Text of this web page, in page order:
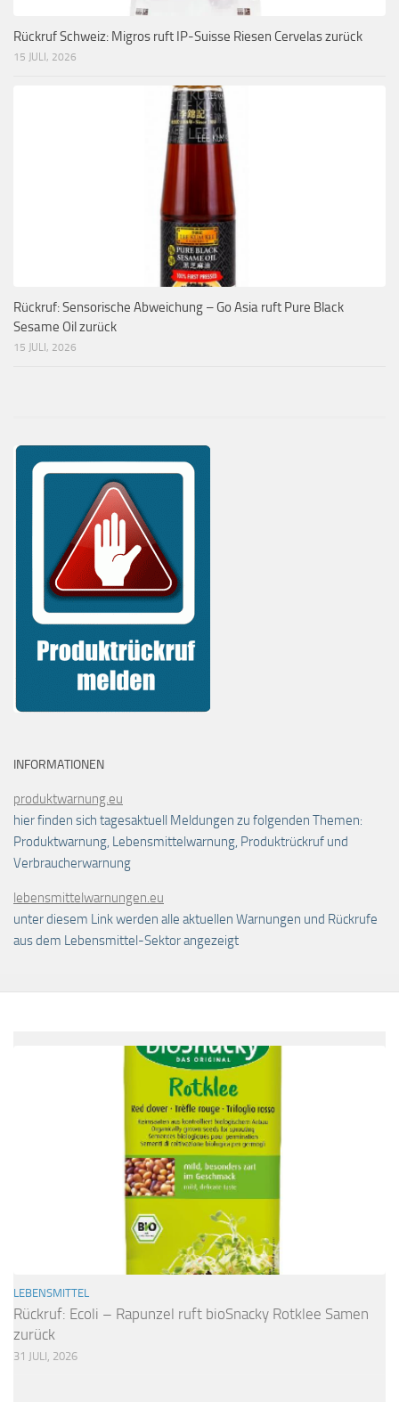
Rückruf Schweiz: Migros ruft IP-Suisse Riesen Cervelas zurück
15 JULI, 2026
Rückruf: Sensorische Abweichung – Go Asia ruft Pure Black
Sesame Oil zurück
15 JULI, 2026
INFORMATIONEN
produktwarnung.eu
hier finden sich tagesaktuell Meldungen zu folgenden Themen:
Produktwarnung, Lebensmittelwarnung, Produktrückruf und
Verbraucherwarnung
lebensmittelwarnungen.eu
unter diesem Link werden alle aktuellen Warnungen und Rückrufe
aus dem Lebensmittel-Sektor angezeigt
LEBENSMITTEL
Rückruf: Ecoli – Rapunzel ruft bioSnacky Rotklee Samen
zurück
31 JULI, 2026